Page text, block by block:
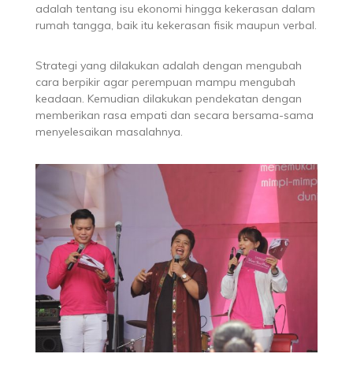
adalah tentang isu ekonomi hingga kekerasan dalam
rumah tangga, baik itu kekerasan fisik maupun verbal.
Strategi yang dilakukan adalah dengan mengubah
cara berpikir agar perempuan mampu mengubah
keadaan. Kemudian dilakukan pendekatan dengan
memberikan rasa empati dan secara bersama-sama
menyelesaikan masalahnya.